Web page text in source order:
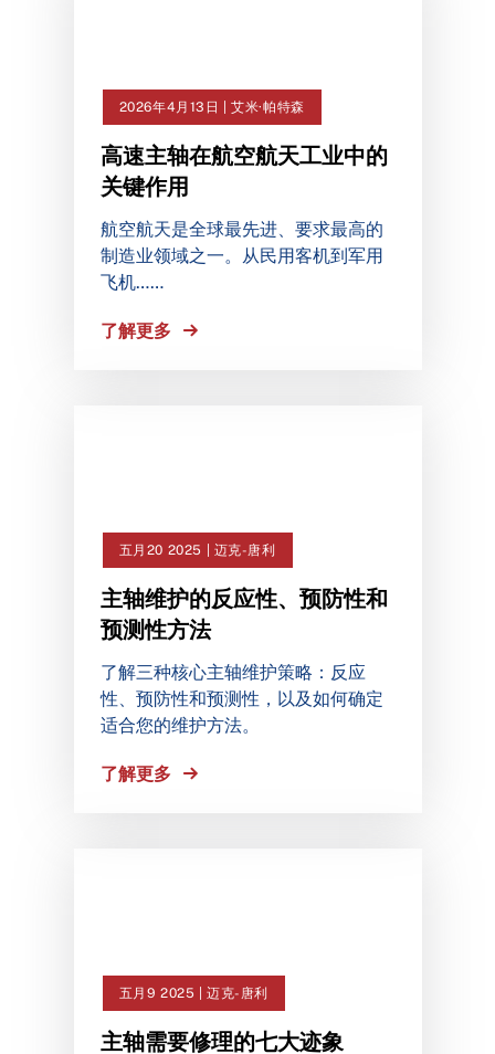
2026年4月13日 | 艾米·帕特森
高速主轴在航空航天工业中的
关键作用
航空航天是全球最先进、要求最高的
制造业领域之一。从民用客机到军用
飞机……
了解更多
五月20 2025 | 迈克-唐利
主轴维护的反应性、预防性和
预测性方法
了解三种核心主轴维护策略：反应
性、预防性和预测性，以及如何确定
适合您的维护方法。
了解更多
五月9 2025 | 迈克-唐利
主轴需要修理的七大迹象